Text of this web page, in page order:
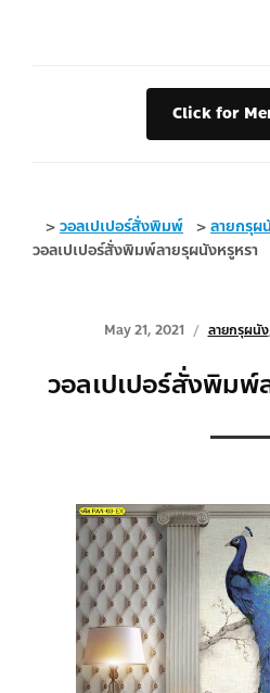
Click for
>วอลเปเปอร์สั่งพิมพ์ >ลายกรุผ
วอลเปเปอร์สั่งพิมพ์ลายรุผนังหรูหรา
May 21, 2021 ลายกรุผนัง
วอลเปเปอร์สั่งพิมพ์